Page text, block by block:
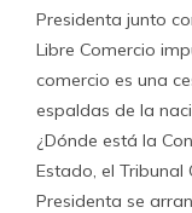
Presidenta junto
Libre Comercio
comercio es una
espaldas de la
¿Dónde está la
Estado, el Tribunal
Presidenta se